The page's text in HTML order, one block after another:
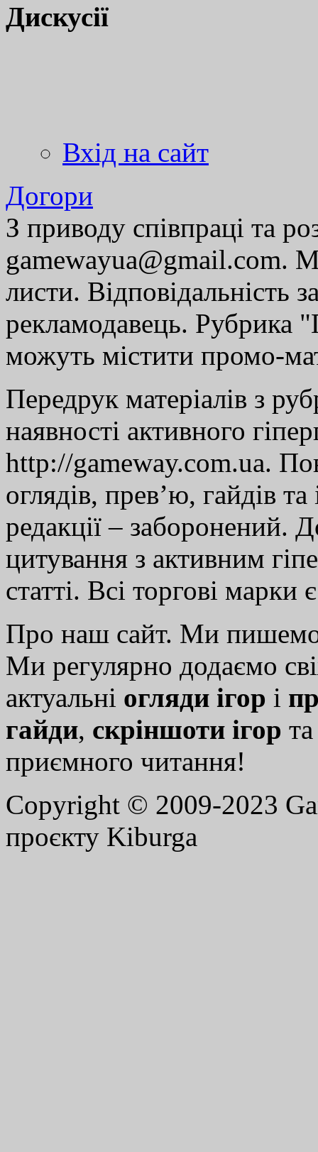
Дискусії
Вхід на сайт
Догори
З приводу співпраці та
gamewayua@gmail.com.
листи. Відповідальність
рекламодавець. Рубрика
можуть містити промо-
Передрук матеріалів з
наявності активного
http://gameway.com.ua.
оглядів, прев’ю, гайдів
редакції – заборонений.
цитування з активним
статті. Всі торгові марки
Про наш сайт. Ми
Ми регулярно додаємо
актуальні огляди ігор і
гайди, скріншоти ігор
приємного читання!
Copyright © 2009-2023
проєкту Kiburga